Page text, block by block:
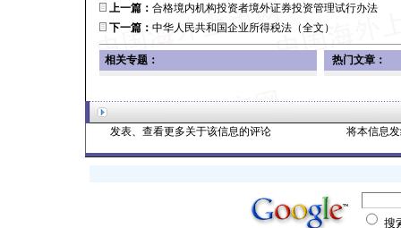
上一篇： 合格境内机构投资者境外证券投资管理试行办法
下一篇： 中华人民共和国企业所得税法（全文）
相关专题： 热门文章：
发表、查看更多关于该信息的评论 将本信息
搜